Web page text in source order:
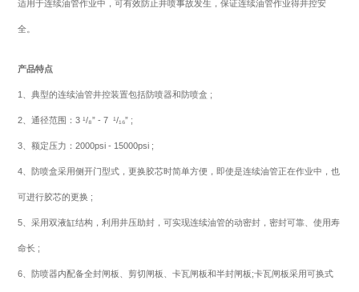
适用于连续油管作业中，可有效防止井喷事故发生，保证连续油管作业得井控安
全。
产品特点
1、典型的连续油管井控装置包括防喷器和防喷盒 ;
2、通径范围：3 ¹/₈” - 7 ¹/₁₆” ;
3、额定压力：2000psi - 15000psi ;
4、防喷盒采用侧开门型式，更换胶芯时简单方便，即使是连续油管正在作业中，也
可进行胶芯的更换 ;
5、采用双液缸结构，利用井压助封，可实现连续油管的动密封，密封可靠、使用寿
命长 ;
6、防喷器内配备全封闸板、剪切闸板、卡瓦闸板和半封闸板;卡瓦闸板采用可换式